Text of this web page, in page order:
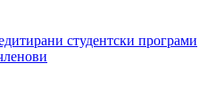
студентски програми